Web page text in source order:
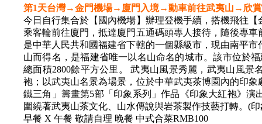
第1天台灣→金門機場→廈門入境→動車前往武夷山→欣賞
今日自行集合於【國內機場】辦理登機手續，搭機飛往
乘客輪前往廈門，抵達廈門五通碼頭專人接待，隨後專
是中華人民共和國福建省下轄的一個縣級市，現由南平
山而得名，是福建省唯一以名山命名的城市。該市位於
總面積2800餘平方公里。 武夷山風景秀麗，武夷山風
袍；以武夷山名景為場景，位於中華武夷茶博園內的印
鐵三角」籌畫第5部「印象系列」作品《印象大紅袍》
圍繞著武夷山茶文化、山水傳說與岩茶製作技藝打轉。(
早餐 X 午餐 敬請自理 晚餐 中式合菜RMB100